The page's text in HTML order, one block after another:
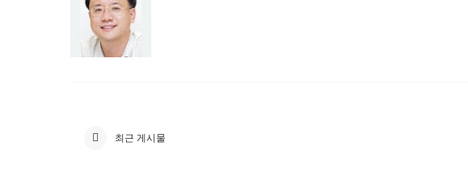
최근 게시물